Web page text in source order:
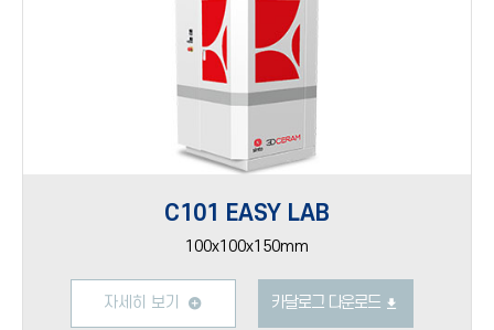
C101 EASY LAB
100x100x150mm
자세히 보기 카달로그 다운로드